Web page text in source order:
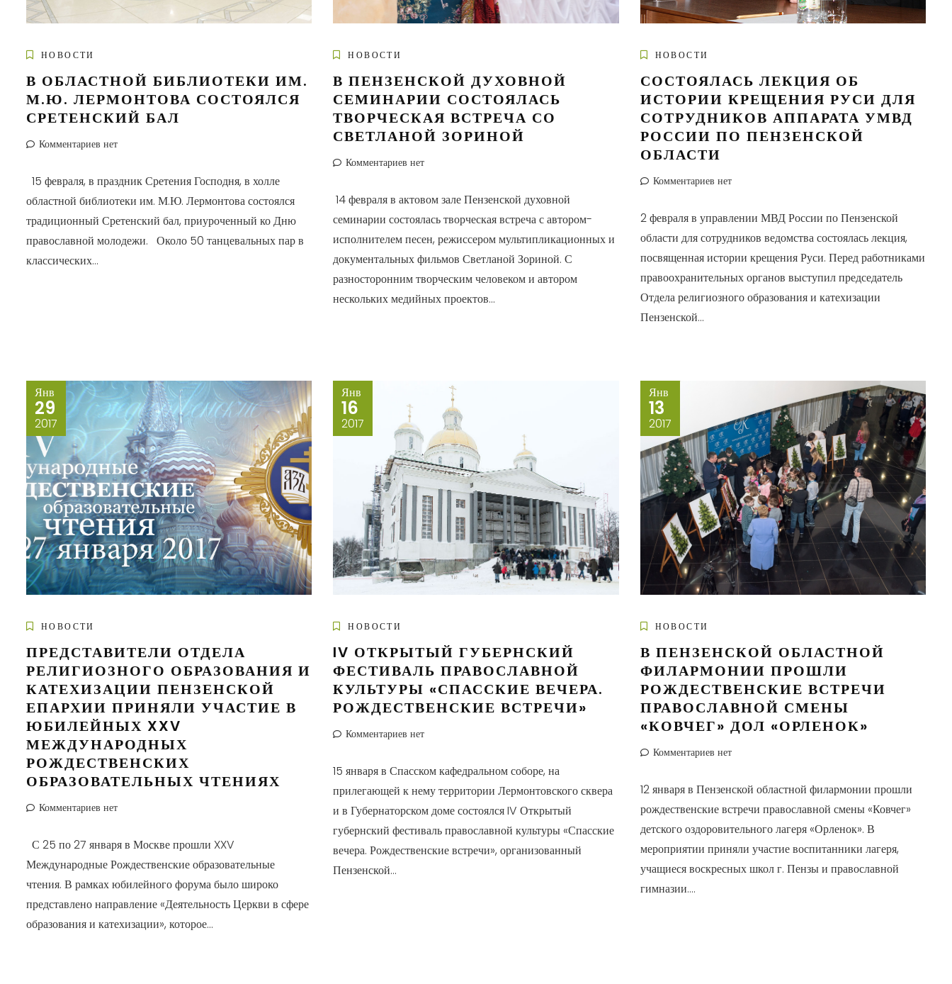
НОВОСТИ
В ОБЛАСТНОЙ БИБЛИОТЕКИ ИМ.
М.Ю. ЛЕРМОНТОВА СОСТОЯЛСЯ
СРЕТЕНСКИЙ БАЛ
Комментариев нет
15 февраля, в праздник Сретения Господня, в холле
областной библиотеки им. М.Ю. Лермонтова состоялся
традиционный Сретенский бал, приуроченный ко Дню
православной молодежи. Около 50 танцевальных пар в
классических...
НОВОСТИ
В ПЕНЗЕНСКОЙ ДУХОВНОЙ
СЕМИНАРИИ СОСТОЯЛАСЬ
ТВОРЧЕСКАЯ ВСТРЕЧА СО
СВЕТЛАНОЙ ЗОРИНОЙ
Комментариев нет
14 февраля в актовом зале Пензенской духовной
семинарии состоялась творческая встреча с автором-
исполнителем песен, режиссером мультипликационных и
документальных фильмов Светланой Зориной. С
разносторонним творческим человеком и автором
нескольких медийных проектов...
НОВОСТИ
СОСТОЯЛАСЬ ЛЕКЦИЯ ОБ
ИСТОРИИ КРЕЩЕНИЯ РУСИ ДЛЯ
СОТРУДНИКОВ АППАРАТА УМВД
РОССИИ ПО ПЕНЗЕНСКОЙ
ОБЛАСТИ
Комментариев нет
2 февраля в управлении МВД России по Пензенской
области для сотрудников ведомства состоялась лекция,
посвященная истории крещения Руси. Перед работниками
правоохранительных органов выступил председатель
Отдела религиозного образования и катехизации
Пензенской...
Янв
29
2017
НОВОСТИ
ПРЕДСТАВИТЕЛИ ОТДЕЛА
РЕЛИГИОЗНОГО ОБРАЗОВАНИЯ И
КАТЕХИЗАЦИИ ПЕНЗЕНСКОЙ
ЕПАРХИИ ПРИНЯЛИ УЧАСТИЕ В
ЮБИЛЕЙНЫХ XXV
МЕЖДУНАРОДНЫХ
РОЖДЕСТВЕНСКИХ
ОБРАЗОВАТЕЛЬНЫХ ЧТЕНИЯХ
Комментариев нет
С 25 по 27 января в Москве прошли XXV
Международные Рождественские образовательные
чтения. В рамках юбилейного форума было широко
представлено направление «Деятельность Церкви в сфере
образования и катехизации», которое...
Янв
16
2017
НОВОСТИ
IV ОТКРЫТЫЙ ГУБЕРНСКИЙ
ФЕСТИВАЛЬ ПРАВОСЛАВНОЙ
КУЛЬТУРЫ «СПАССКИЕ ВЕЧЕРА.
РОЖДЕСТВЕНСКИЕ ВСТРЕЧИ»
Комментариев нет
15 января в Спасском кафедральном соборе, на
прилегающей к нему территории Лермонтовского сквера
и в Губернаторском доме состоялся IV Открытый
губернский фестиваль православной культуры «Спасские
вечера. Рождественские встречи», организованный
Пензенской...
Янв
13
2017
НОВОСТИ
В ПЕНЗЕНСКОЙ ОБЛАСТНОЙ
ФИЛАРМОНИИ ПРОШЛИ
РОЖДЕСТВЕНСКИЕ ВСТРЕЧИ
ПРАВОСЛАВНОЙ СМЕНЫ
«КОВЧЕГ» ДОЛ «ОРЛЕНОК»
Комментариев нет
12 января в Пензенской областной филармонии прошли
рождественские встречи православной смены «Ковчег»
детского оздоровительного лагеря «Орленок». В
мероприятии приняли участие воспитанники лагеря,
учащиеся воскресных школ г. Пензы и православной
гимназии....